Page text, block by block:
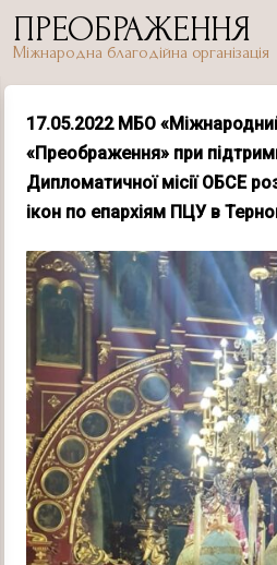
Skip
content
ПРЕОБРАЖЕННЯ
Міжнародна благодійна організація
17.05.2022 МБО
«Преображення» при
Дипломатичної місії ОБСЕ
ікон по епархіям ПЦУ в